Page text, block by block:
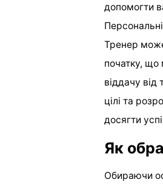
допомогти
Тренер
початку, що
віддачу
цілі та
досягти
Як
Обираючи